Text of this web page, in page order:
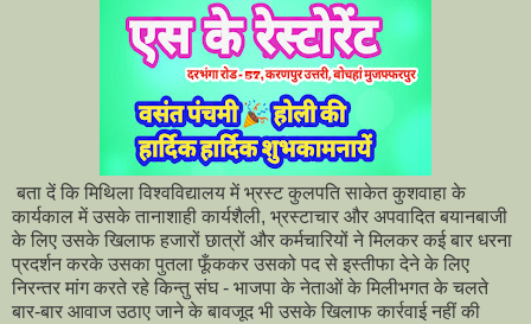
बता दें कि मिथिला विश्वविद्यालय में भ्रस्ट कुलपति साकेत कुशवाहा के
कार्यकाल में उसके तानाशाही कार्यशैली, भ्रस्टाचार और अपवादित बयानबाजी
के लिए उसके खिलाफ हजारों छात्रों और कर्मचारियों ने मिलकर कई बार धरना
प्रदर्शन करके उसका पुतला फूँककर उसको पद से इस्तीफा देने के लिए
निरन्तर मांग करते रहे किन्तु संघ - भाजपा के नेताओं के मिलीभगत के चलते
बार-बार आवाज उठाए जाने के बावजूद भी उसके खिलाफ कार्रवाई नहीं की